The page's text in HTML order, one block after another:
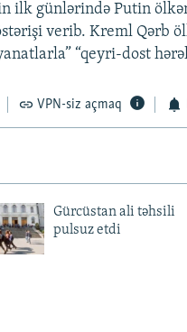
ilk günlərində Putin
verib. Kreml Qərb
“qeyri-dost
VPN-siz açmaq
Gürcüstan ali təhsili
pulsuz etdi